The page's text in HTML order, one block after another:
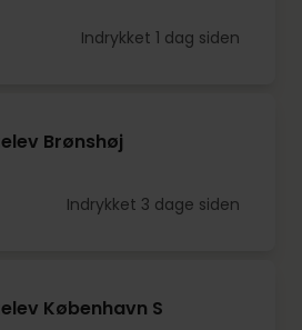
Indrykket 1 dag siden
Brønshøj
Indrykket 3 dage siden
København S